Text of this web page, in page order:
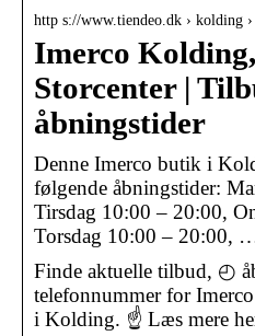
http s://www.tiendeo.dk › kolding
Imerco
Storcenter |
åbningstider
Denne Imerco butik i
følgende åbningstider:
Tirsdag 10:00 – 20:00,
Torsdag 10:00 – 20:00,
Finde aktuelle tilbud, ◴
telefonnummer for
i Kolding. ☝ Læs mere